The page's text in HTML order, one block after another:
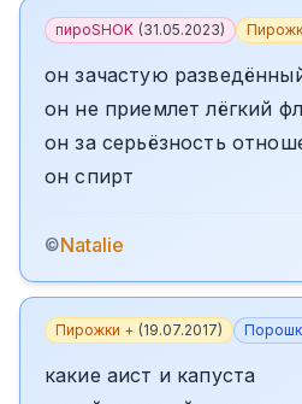
пироSHOK (31.05.2023)
он зачастую
он не приемлет лёгкий
он за серьёзность
он спирт
©Natalie
Пирожки + (19.07.2017)
какие аист и капуста